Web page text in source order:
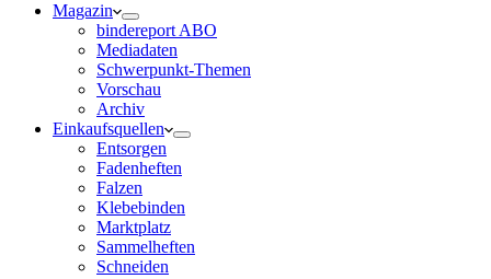
Magazin
bindereport ABO
Mediadaten
Schwerpunkt-Themen
Vorschau
Archiv
Einkaufsquellen
Entsorgen
Fadenheften
Falzen
Klebebinden
Marktplatz
Sammelheften
Schneiden